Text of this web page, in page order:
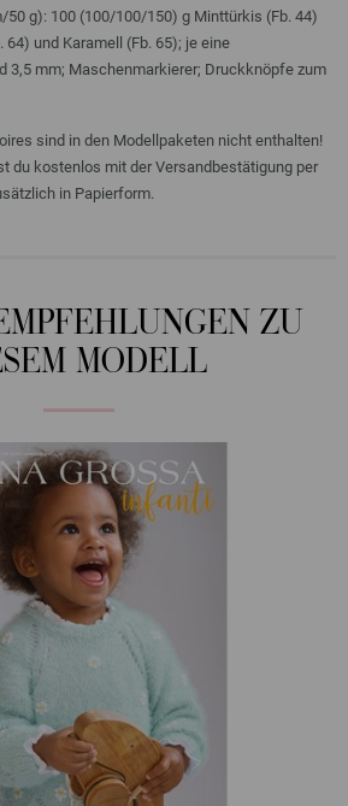
50 g): 100 (100/100/150) g Minttürkis (Fb. 44)
64) und Karamell (Fb. 65); je eine
3,5 mm; Maschenmarkierer; Druckknöpfe zum
sind in den Modellpaketen nicht enthalten!
du kostenlos mit der Versandbestätigung per
in Papierform.
ZU
MODELL